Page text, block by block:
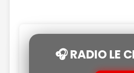
🎧 RADIO LE